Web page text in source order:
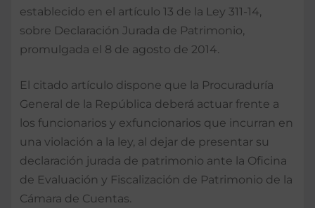
establecido en el artículo 13 de la Ley 311-14,
sobre Declaración Jurada de Patrimonio,
promulgada el 8 de agosto de 2014.
El citado artículo dispone que la Procuraduría
General de la República deberá actuar frente a
los funcionarios y exfuncionarios que incurran en
una violación a la ley, al dejar de presentar su
declaración jurada de patrimonio ante la Oficina
de Evaluación y Fiscalización de Patrimonio de la
Cámara de Cuentas.